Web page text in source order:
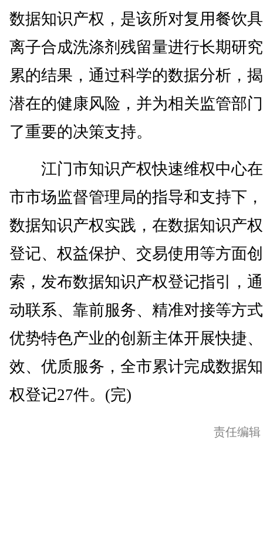
数据知识产权，是该所对复用餐饮
离子合成洗涤剂残留量进行长期研
累的结果，通过科学的数据分析，
潜在的健康风险，并为相关监管部
了重要的决策支持。
江门市知识产权快速维权中心
市市场监督管理局的指导和支持下
数据知识产权实践，在数据知识产
登记、权益保护、交易使用等方面
索，发布数据知识产权登记指引，
动联系、靠前服务、精准对接等方
优势特色产业的创新主体开展快捷
效、优质服务，全市累计完成数据
权登记27件。(完)
责任编